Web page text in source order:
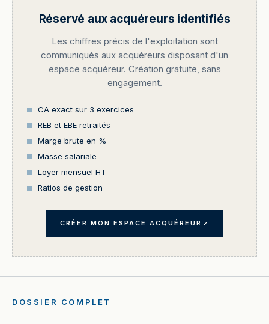
Réservé aux acquéreurs identifiés
Les chiffres précis de l'exploitation sont
communiqués aux acquéreurs disposant d'un
espace acquéreur. Création gratuite, sans
engagement.
CA exact sur 3 exercices
REB et EBE retraités
Marge brute en %
Masse salariale
Loyer mensuel HT
Ratios de gestion
CRÉER MON ESPACE ACQUÉREUR
DOSSIER COMPLET